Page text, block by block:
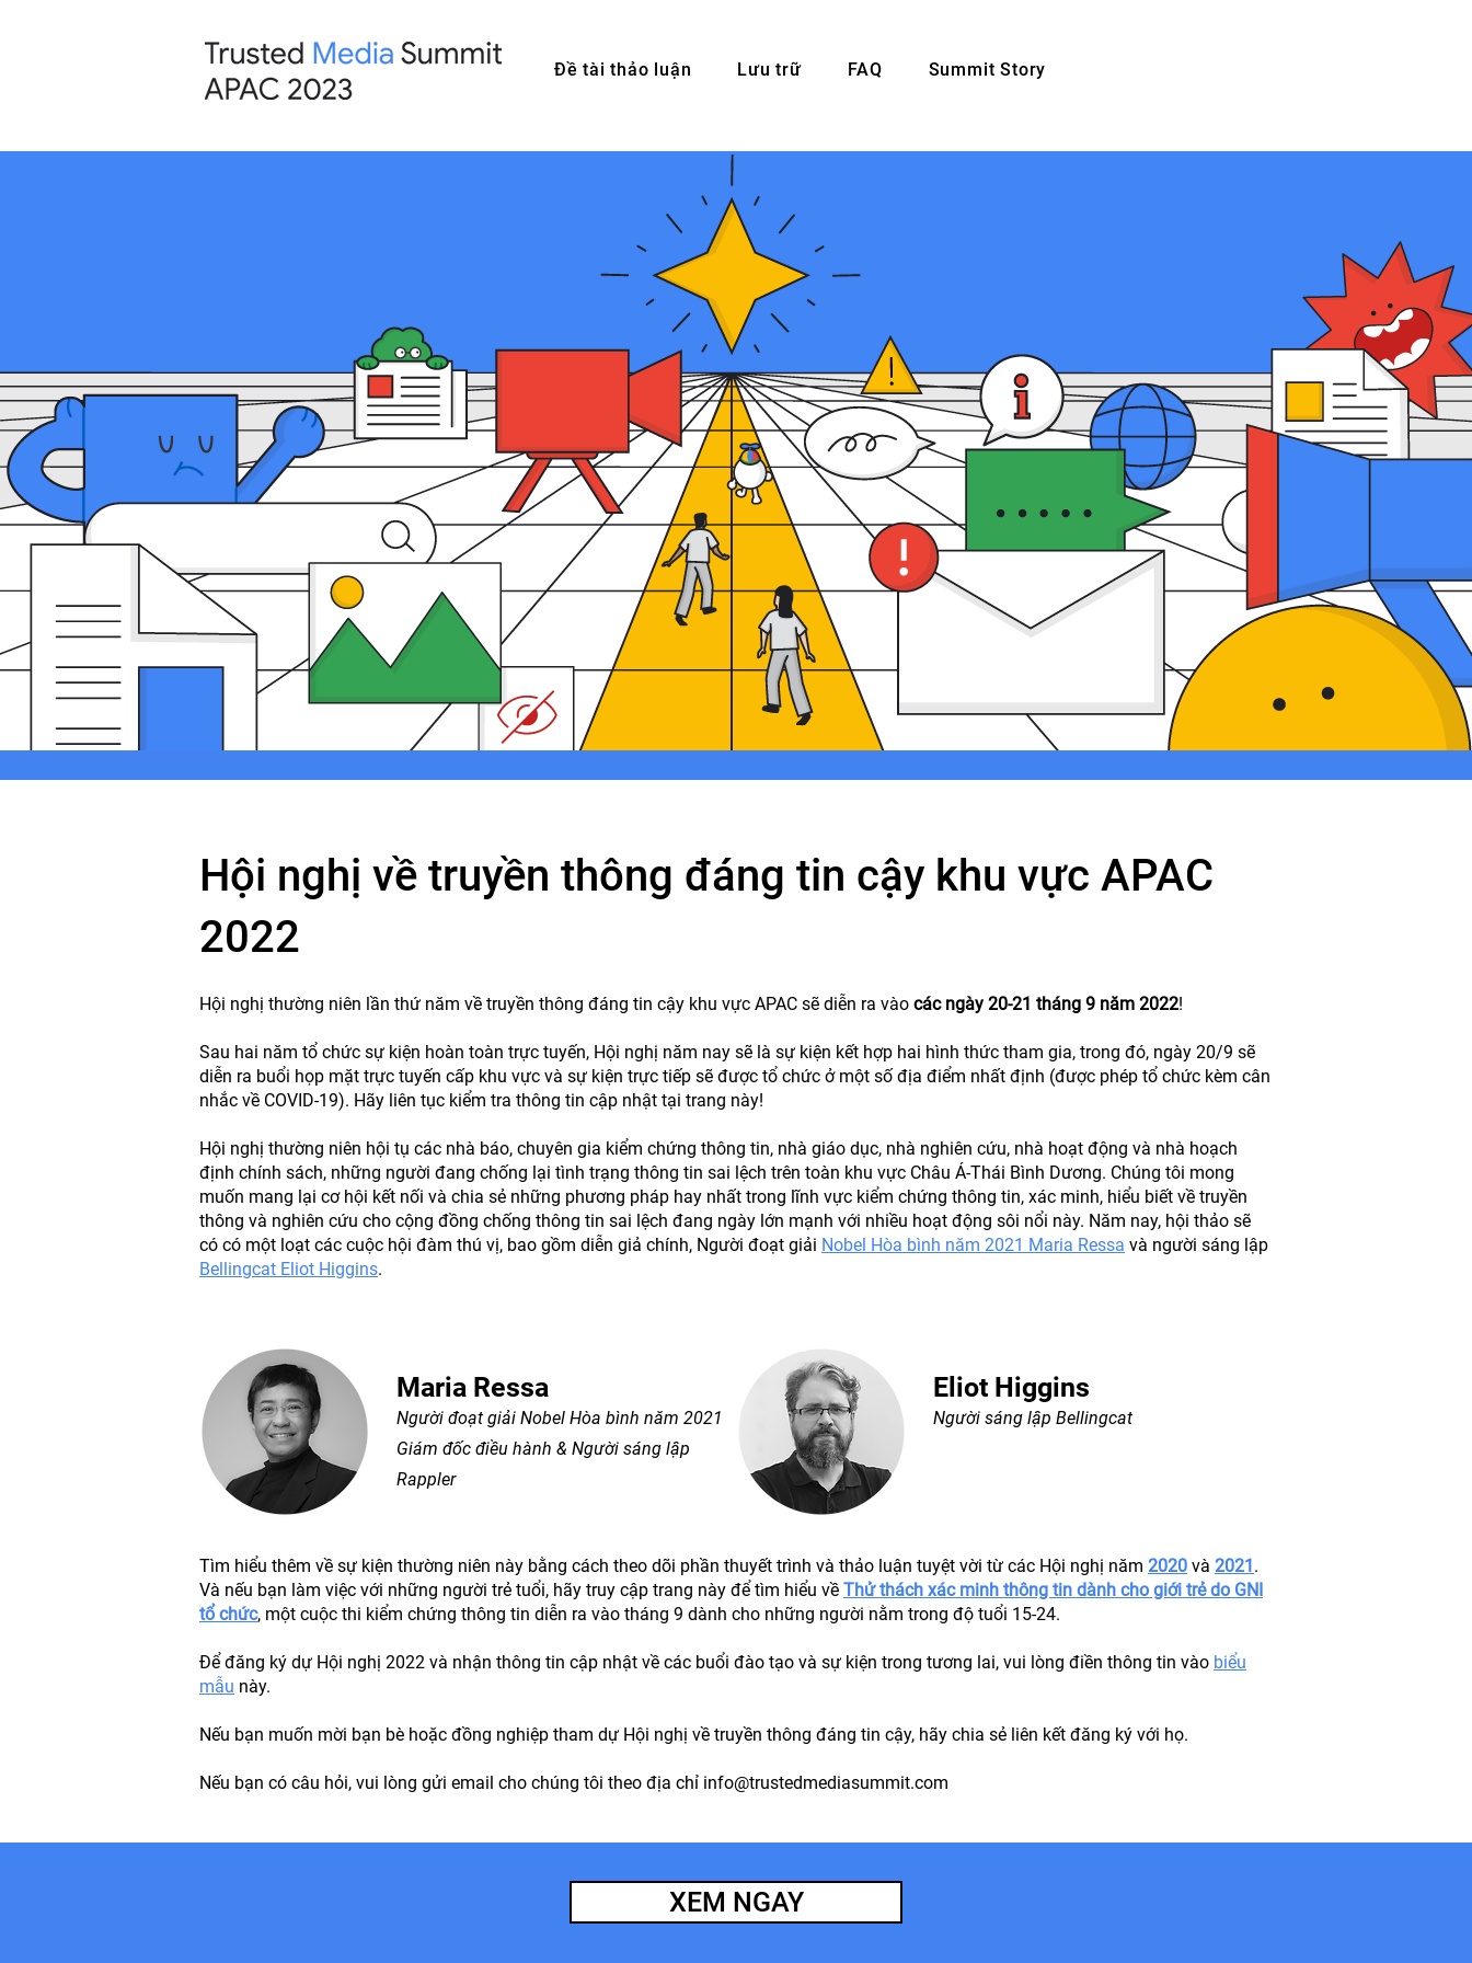
Đề tài thảo luận Lưu trữ FAQ Summit Story
Hội nghị về truyền thông đáng tin cậy khu vực APAC
2022
Hội nghị thường niên lần thứ năm về truyền thông đáng tin cậy khu vực APAC sẽ diễn ra vào các ngày 20-21 tháng 9 năm 2022!
Sau hai năm tổ chức sự kiện hoàn toàn trực tuyến, Hội nghị năm nay sẽ là sự kiện kết hợp hai hình thức tham gia, trong đó, ngày 20/9 sẽ
diễn ra buổi họp mặt trực tuyến cấp khu vực và sự kiện trực tiếp sẽ được tổ chức ở một số địa điểm nhất định (được phép tổ chức kèm cân
nhắc về COVID-19). Hãy liên tục kiểm tra thông tin cập nhật tại trang này!
Hội nghị thường niên hội tụ các nhà báo, chuyên gia kiểm chứng thông tin, nhà giáo dục, nhà nghiên cứu, nhà hoạt động và nhà hoạch
định chính sách, những người đang chống lại tình trạng thông tin sai lệch trên toàn khu vực Châu Á-Thái Bình Dương. Chúng tôi mong
muốn mang lại cơ hội kết nối và chia sẻ những phương pháp hay nhất trong lĩnh vực kiểm chứng thông tin, xác minh, hiểu biết về truyền
thông và nghiên cứu cho cộng đồng chống thông tin sai lệch đang ngày lớn mạnh với nhiều hoạt động sôi nổi này. Năm nay, hội thảo sẽ
có có một loạt các cuộc hội đàm thú vị, bao gồm diễn giả chính, Người đoạt giải Nobel Hòa bình năm 2021 Maria Ressa và người sáng lập
Bellingcat Eliot Higgins.
Maria Ressa
Người đoạt giải Nobel Hòa bình năm 2021
Giám đốc điều hành & Người sáng lập
Rappler
Eliot Higgins
Người sáng lập Bellingcat
Tìm hiểu thêm về sự kiện thường niên này bằng cách theo dõi phần thuyết trình và thảo luận tuyệt vời từ các Hội nghị năm 2020 và 2021.
Và nếu bạn làm việc với những người trẻ tuổi, hãy truy cập trang này để tìm hiểu về Thử thách xác minh thông tin dành cho giới trẻ do GNI
tổ chức, một cuộc thi kiểm chứng thông tin diễn ra vào tháng 9 dành cho những người nằm trong độ tuổi 15-24.
Để đăng ký dự Hội nghị 2022 và nhận thông tin cập nhật về các buổi đào tạo và sự kiện trong tương lai, vui lòng điền thông tin vào biểu
mẫu này.
Nếu bạn muốn mời bạn bè hoặc đồng nghiệp tham dự Hội nghị về truyền thông đáng tin cậy, hãy chia sẻ liên kết đăng ký với họ.
Nếu bạn có câu hỏi, vui lòng gửi email cho chúng tôi theo địa chỉ info@trustedmediasummit.com
XEM NGAY